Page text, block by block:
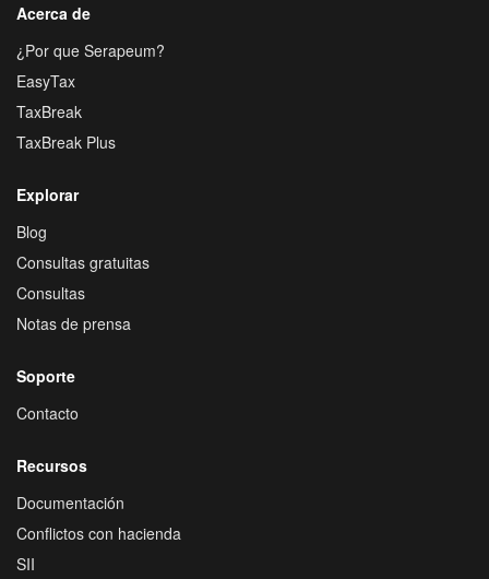
Acerca de
¿Por que Serapeum?
EasyTax
TaxBreak
TaxBreak Plus
Explorar
Blog
Consultas gratuitas
Consultas
Notas de prensa
Soporte
Contacto
Recursos
Documentación
Conflictos con hacienda
SII